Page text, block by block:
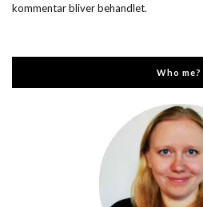
kommentar bliver behandlet.
Who me?